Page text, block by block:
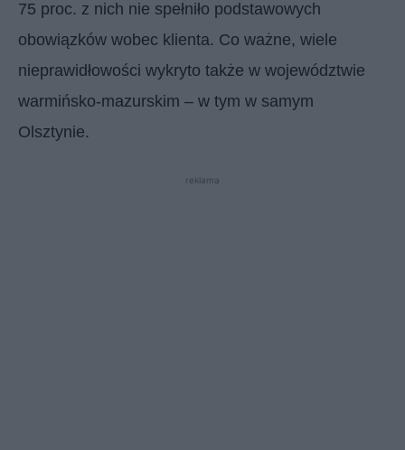
75 proc. z nich nie spełniło podstawowych
obowiązków wobec klienta. Co ważne, wiele
nieprawidłowości wykryto także w województwie
warmińsko-mazurskim – w tym w samym
Olsztynie.
reklama